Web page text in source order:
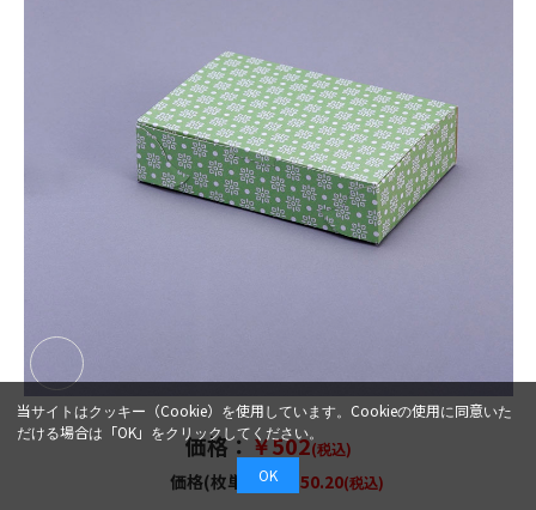
当サイトはクッキー（Cookie）を使用しています。Cookieの使用に同意いた
だける場合は「OK」をクリックしてください。
OK
価格： ￥502(税込)